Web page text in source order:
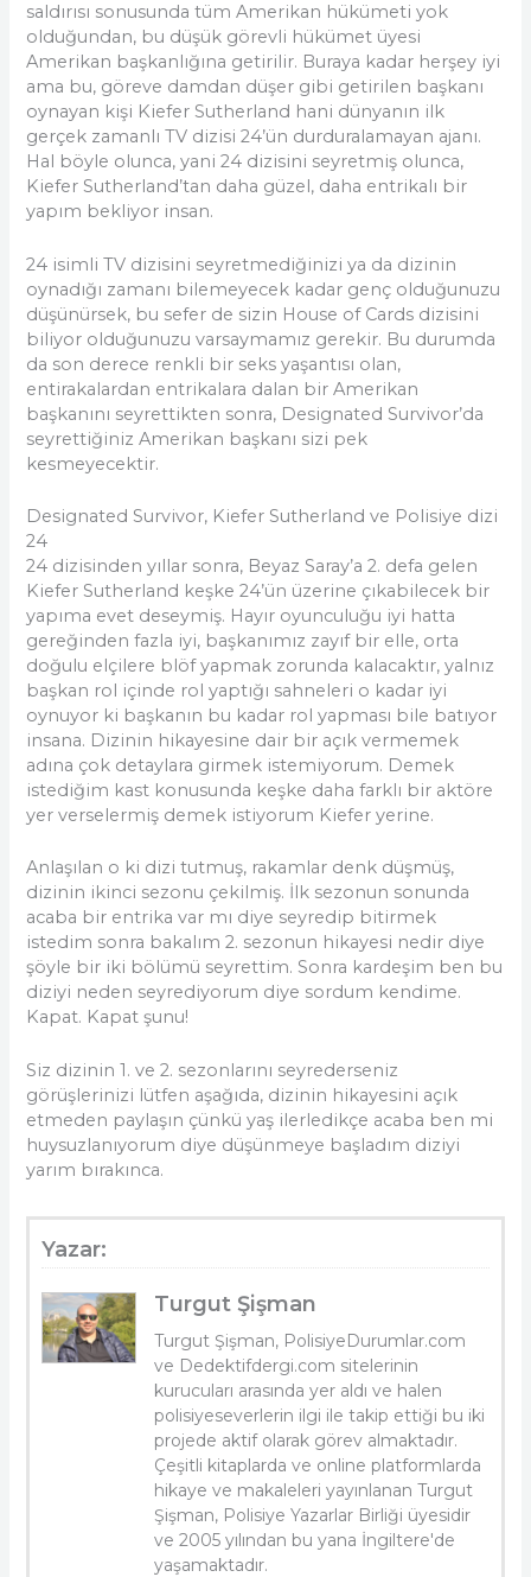
saldırısı sonusunda tüm Amerikan hükümeti yok
olduğundan, bu düşük görevli hükümet üyesi
Amerikan başkanlığına getirilir. Buraya kadar herşey iyi
ama bu, göreve damdan düşer gibi getirilen başkanı
oynayan kişi Kiefer Sutherland hani dünyanın ilk
gerçek zamanlı TV dizisi 24’ün durduralamayan ajanı.
Hal böyle olunca, yani 24 dizisini seyretmiş olunca,
Kiefer Sutherland’tan daha güzel, daha entrikalı bir
yapım bekliyor insan.
24 isimli TV dizisini seyretmediğinizi ya da dizinin
oynadığı zamanı bilemeyecek kadar genç olduğunuzu
düşünürsek, bu sefer de sizin House of Cards dizisini
biliyor olduğunuzu varsaymamız gerekir. Bu durumda
da son derece renkli bir seks yaşantısı olan,
entirakalardan entrikalara dalan bir Amerikan
başkanını seyrettikten sonra, Designated Survivor’da
seyrettiğiniz Amerikan başkanı sizi pek
kesmeyecektir.
Designated Survivor, Kiefer Sutherland ve Polisiye dizi
24
24 dizisinden yıllar sonra, Beyaz Saray’a 2. defa gelen
Kiefer Sutherland keşke 24’ün üzerine çıkabilecek bir
yapıma evet deseymiş. Hayır oyunculuğu iyi hatta
gereğinden fazla iyi, başkanımız zayıf bir elle, orta
doğulu elçilere blöf yapmak zorunda kalacaktır, yalnız
başkan rol içinde rol yaptığı sahneleri o kadar iyi
oynuyor ki başkanın bu kadar rol yapması bile batıyor
insana. Dizinin hikayesine dair bir açık vermemek
adına çok detaylara girmek istemiyorum. Demek
istediğim kast konusunda keşke daha farklı bir aktöre
yer verselermiş demek istiyorum Kiefer yerine.
Anlaşılan o ki dizi tutmuş, rakamlar denk düşmüş,
dizinin ikinci sezonu çekilmiş. İlk sezonun sonunda
acaba bir entrika var mı diye seyredip bitirmek
istedim sonra bakalım 2. sezonun hikayesi nedir diye
şöyle bir iki bölümü seyrettim. Sonra kardeşim ben bu
diziyi neden seyrediyorum diye sordum kendime.
Kapat. Kapat şunu!
Siz dizinin 1. ve 2. sezonlarını seyrederseniz
görüşlerinizi lütfen aşağıda, dizinin hikayesini açık
etmeden paylaşın çünkü yaş ilerledikçe acaba ben mi
huysuzlanıyorum diye düşünmeye başladım diziyi
yarım bırakınca.
Yazar:
Turgut Şişman
Turgut Şişman, PolisiyeDurumlar.com
ve Dedektifdergi.com sitelerinin
kurucuları arasında yer aldı ve halen
polisiyeseverlerin ilgi ile takip ettiği bu iki
projede aktif olarak görev almaktadır.
Çeşitli kitaplarda ve online platformlarda
hikaye ve makaleleri yayınlanan Turgut
Şişman, Polisiye Yazarlar Birliği üyesidir
ve 2005 yılından bu yana İngiltere'de
yaşamaktadır.